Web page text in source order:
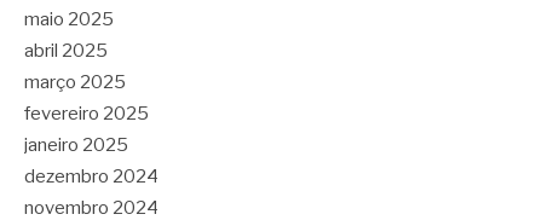
maio 2025
abril 2025
março 2025
fevereiro 2025
janeiro 2025
dezembro 2024
novembro 2024